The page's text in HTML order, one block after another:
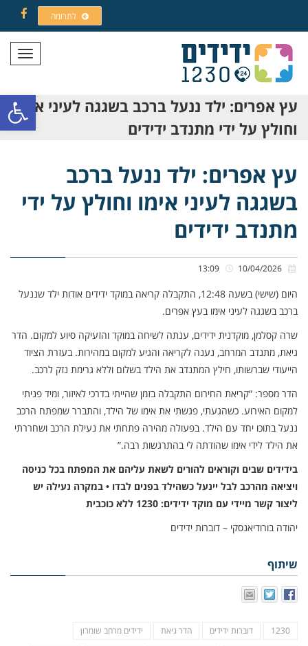
פתח
לתרומה
תפריט
עץ אפרים: ילד ננעל ברכב בשגגה לעיני אימו
וחולץ על ידי מתנדב ידידים
עץ אפרים: ילד ננעל ברכב
בשגגה לעיני אימו וחולץ על ידי
מתנדב ידידים
היום (שישי) בשעה 12:48, התקבלה קריאה במוקד ידידים אודות ילד שננעל
ברכב בשגגה לעיני אימו בעץ אפרים.
שרה קסלמן, מוקדנית ידידים, ענתה לשיחה במוקד והזעיקה סיוע למקום. הדר
גיאת, מתנדב המרחב, נענה לקריאה והגיע למקום במהירות. בעזרת הציוד
הייעודי שברשותו, חילץ המתנדב את הילד בשלום וללא גרימת נזק לרכב.
הדר מספר: “קריאת החירום התקבלה בזמן שהייתי בדרכי לאיזור, ומיד פניתי
למקום האירוע. כשהגעתי, פגשתי את אימו של הילד, והתברר שמפתח הרכב
ננעל בתוכו יחד עם הילד. בפעולה מהירה פתחתי את נעילת הרכב ושחררתי
את הילד לידי אימו שהודתה לי בהתרגשות רבה.”
בידידים שבים וקוראים להורים לשאת עליהם את המפתח בכל כניסה
ויציאה מהרכב לבל יינעל כשהילד בפנים לבדו • במקרה נעילה יש
ליצור קשר מיידי עם מוקד ידידים: 1230 ללא כוכבית
יהודה בורודיאנסקי – דוברות ידידים
שיתוף
1230 דוברות ידידים הדר גיאת ידידים מרחב שומרון